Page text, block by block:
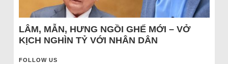
LÂM, MẪN, HƯNG NGỒI GHẾ MỚI – VỞ
KỊCH NGHÌN TỶ VỚI NHÂN DÂN
FOLLOW US